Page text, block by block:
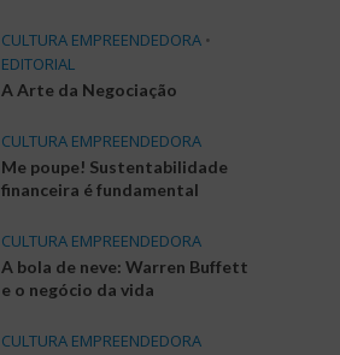
CULTURA EMPREENDEDORA •
EDITORIAL
A Arte da Negociação
CULTURA EMPREENDEDORA
Me poupe! Sustentabilidade
financeira é fundamental
CULTURA EMPREENDEDORA
A bola de neve: Warren Buffett
e o negócio da vida
CULTURA EMPREENDEDORA